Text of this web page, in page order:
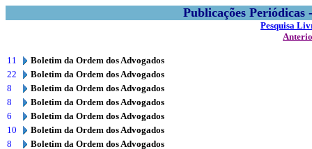
Publicações
Pesquisa
11
Boletim da Ordem dos Advogados
22
Boletim da Ordem dos Advogados
8
Boletim da Ordem dos Advogados
8
Boletim da Ordem dos Advogados
6
Boletim da Ordem dos Advogados
10
Boletim da Ordem dos Advogados
8
Boletim da Ordem dos Advogados